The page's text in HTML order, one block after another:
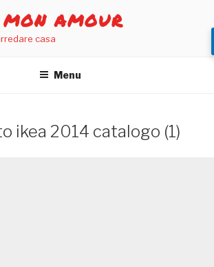
AMOUR
casa
Menu
ikea 2014 catalogo (1)